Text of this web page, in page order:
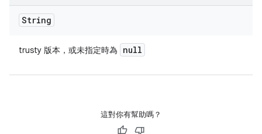
String
trusty 版本，或未指定時為 null
這對你有幫助嗎？